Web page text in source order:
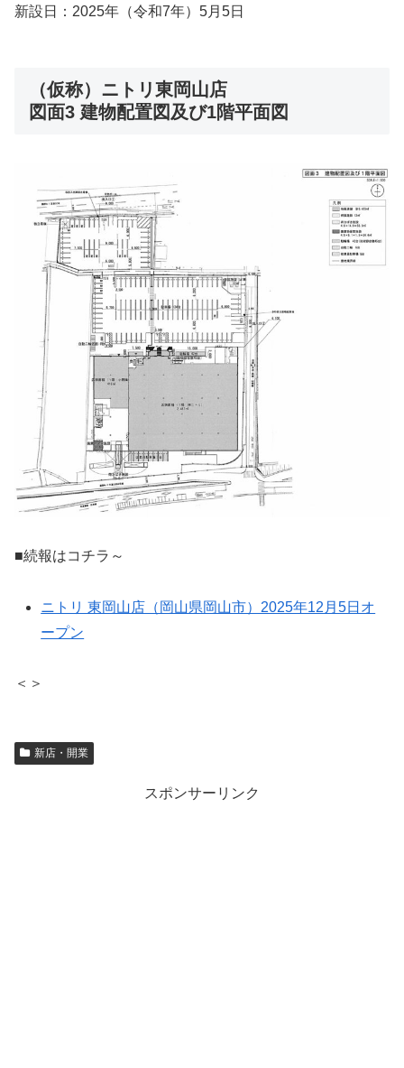
新設日：2025年（令和7年）5月5日
（仮称）ニトリ東岡山店
図面3 建物配置図及び1階平面図
■続報はコチラ～
ニトリ 東岡山店（岡山県岡山市）2025年12月5日オ
ープン
＜＞
新店・開業
スポンサーリンク